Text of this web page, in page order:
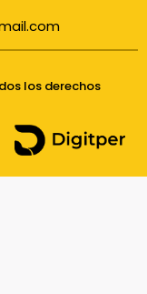
los derechos